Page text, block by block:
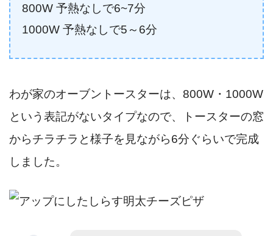
800W 予熱なしで6~7分
1000W 予熱なしで5～6分
わが家のオーブントースターは、800W・1000W
という表記がないタイプなので、トースターの窓
からチラチラと様子を見ながら6分ぐらいで完成
しました。